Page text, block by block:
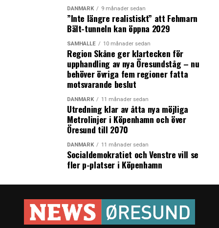
Därefter har privata svenska och på senare tiden danska
investerare gett miljoner kronor till den kliniska
utvecklingen av läkemedelskandidaten XEN-D0501, som
Dorte X. Gram menar kan bli relevant på
världsmarknaden för omkring 465 miljoner patienter.
Nobelpriset i medicin gick i oktober till två forskare som
har forskat på en så kallad TRPV1-receptor, som även
diabetesbehandling.
Science Park i Malmö, som bl.a. har fokus på diabetes
inom life science-området. Foto: News Øresund
företagsmentaliteten
Den danskfödda vd:n menar att miljön för seed funding i
Danmark var komplicerad för 5-10 år sedan, då stora
DANMARK 9 månader sedan
”Inte längre realistiskt” att Fehmarn
Bält-tunneln kan öppna 2029
SAMHÄLLE 10 månader sedan
Region Skåne ger klartecken för
upphandling av nya Öresundståg – nu
behöver övriga fem regioner fatta
motsvarande beslut
DANMARK 11 månader sedan
Utredning klar av åtta nya möjliga
Metrolinjer i Köpenhamn och över
Öresund till 2070
DANMARK 11 månader sedan
Socialdemokratiet och Venstre vill se
fler p-platser i Köpenhamn